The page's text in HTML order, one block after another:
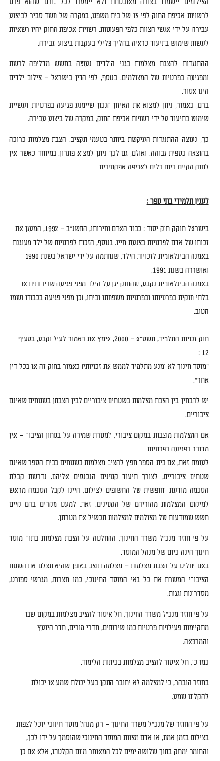
הצילומים יישמרו בצורה מאובטחת ולא יימסרו לכל גורם שהוא פרט
לרשויות אכיפת החוק לפי צו של בית משפט,במקרה של חשד סביר לביצוע
עבירה על ידי אנשי הצוות כלפי הפעוטות. רשויות אכיפת החוק יהיו רשאיות
לעשות שימוש בתיעוד כראיה בהליך פלילי בעקבות ביצוע עבירה.
ההתנגדות להצבת מצלמות בגני הילדים נעוצה בחשש מדליפה לרשת
ומפגיעה בפרטיות של המצולמים.בנוסף, לפי הדין בישראל – צילום ילדים
הינו אסור.
ברם, כאמור, ניתן למצוא את האיזון הנכון שיימנע פגיעה בפרטיות, ועשיית
שימוש בתיעוד על ידי רשויות אכיפת החוק,במקרה של ביצוע עבירה.
כך, נעוצה ההתנגדות העיקשת ביותר בטעמי תקציב. הצבת מצלמות כרוכה
בהוצאה כספית גבוהה. ואולם, גם לכך ניתן למצוא פתרון.במיוחד כאשר אין
לחוק הקיים כיום כלים לאכיפה אפקטיבית.
לענין תלמידי בתי ספר:
בישראל חוקק חוק יסוד: כבוד האדם וחירותו, התשנ"ב–
1992, המעגן את
זכותו של אדם לפרטיות בצנעת חייו.בנוסף, הזכות לפרטיות של ילד מעוגנת
באמנה הבינלאומית לזכויות הילד,שנחתמה על ידי ישראל בשנת 1990
ואושררה בשנת 1991.
באמנה הבינלאומית נקבע,שהחוק יגן על הילד מפני פגיעה שרירותית או
בלתי חוקית בפרטיותו ובפרטיות משפחתו וביתו, וכן מפני פגיעה בכבודו ושמו
הטוב.
חוק זכויות התלמיד,תשס"א–
2000, אימץ את האמור לעיל וקבע,בסעיף
12 :
"מוסד חינוך לא ימנע מתלמיד לממש את זכויותיו כאמור בחוק זה או בכל דין
אחר".
יש להבחין בין הצבת מצלמות בשטחים ציבוריים לבין הצבתן בשטחים שאינם
ציבוריים.
אם המצלמות מוצבות במקום ציבורי, למטרת שמירה על בטחון הציבור – אין
מדובר בפגיעה בפרטיות.
לעומת זאת,אם בית הספר חפץ להציב מצלמות בשטחים בבית הספר שאינם
שטחים ציבוריים, לצורך תיעוד קטינים הנכנסים אליהם, נדרשת קבלת
הסכמה מודעת וחופשית של החשופים לצילום, היינו לקבל הסכמה מראש
למיקום המצלמות מהוריהם של הקטינים. זאת, למעט מקרים בהם קיים
חשש שמודעות של מצולמים למצלמות תכשיל את מטרתן.
על פי חוזר מנכ"ל משרד החינוך, ההחלטה על הצבת מצלמות בתוך מוסד
חינוך הינה כיום של מנהל המוסד.
באם יחליט על הצבת מצלמות– מצלמה תוצב באופן שהיא תצלם את השטח
הציבורי המשרת את כל באי המוסד החינוכי, כמו חצרות,מגרשי ספורט,
מסדרונות וגגות.
על פי חוזר מנכ"ל משרד החינוך,חל איסור להציב מצלמות במקום שבו
מתקיימות פעילויות פרטיות כמו שירותים,חדרי מורים,חדר היועץ
והמרפאה.
כמו כן,חל איסור להציב מצלמות בכיתות הלימוד.
בחוזר הובהר, כי למצלמה לא יחובר התקן בעל יכולת שמע או יכולת
להקליט שמע.
על פי החוזר של מנכ"ל משרד החינוך– רק מנהל מוסד חינוכי יוכל לצפות
בצילום בזמן אמת,או אדם מצוות המוסד החינוכי שהוסמך על ידו לכך,
והחומר ימחק בתוך שלושה ימים לכל המאוחר מיום הקלטתו,אלא אם כן